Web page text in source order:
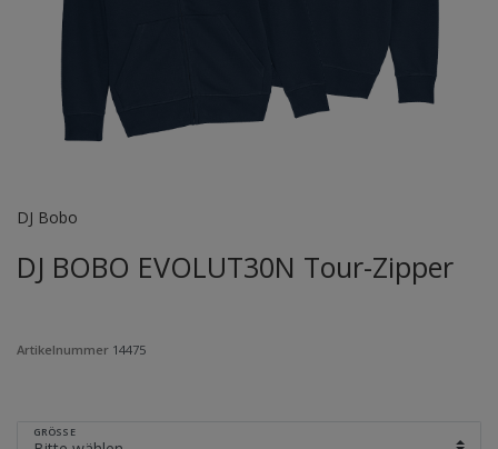
DJ Bobo
DJ BOBO EVOLUT30N Tour-Zipper
Artikelnummer 14475
GRÖSSE